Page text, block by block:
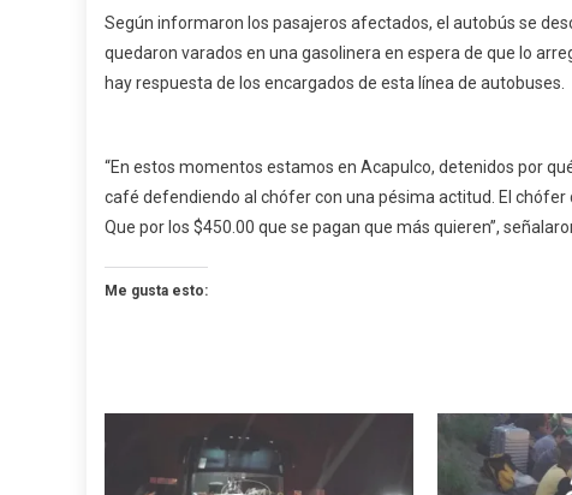
De
CDMX
A
Don
Luis
Según informaron los pasajeros afectados, el autobús se
quedaron varados en una gasolinera en espera de que lo
hay respuesta de los encargados de esta línea de autobuses.
“En estos momentos estamos en Acapulco, detenidos por
café defendiendo al chófer con una pésima actitud. El
Que por los $450.00 que se pagan que más quieren”,
Me gusta esto: